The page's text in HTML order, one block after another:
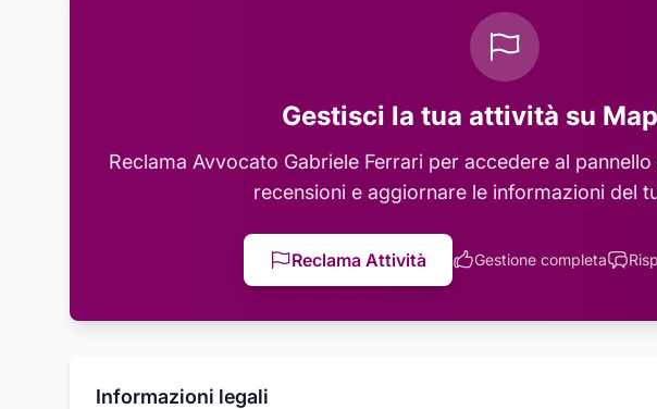
Gestisci la tua attività su
Reclama Avvocato Gabriele Ferrari per accedere al
recensioni e aggiornare le informazioni del
Reclama Attività Gestione completa
Informazioni legali